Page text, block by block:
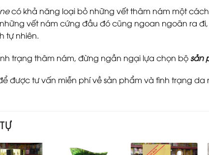
có khả năng loại bỏ những vết thâm nám một
vết nám cứng đầu đó cũng ngoan ngoãn ra
tự nhiên.
trạng thâm nám, đừng ngần ngại lựa chọn bộ sản
được tư vấn miễn phí về sản phẩm và tình trạng da